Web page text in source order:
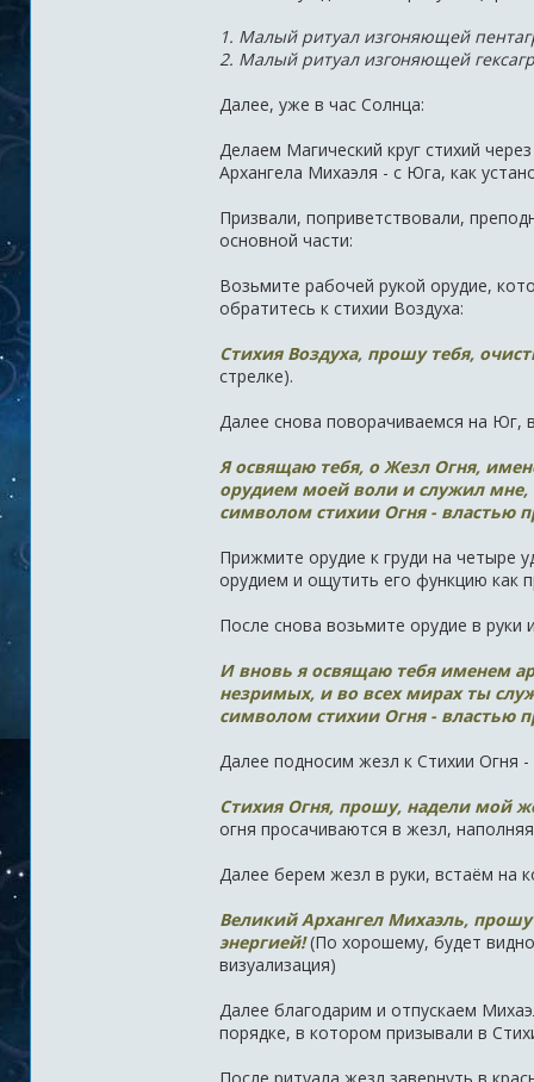
1. Малый ритуал изгоняющей
2. Малый ритуал изгоняющей
Далее, уже в час Солнца:
Делаем Магический круг стихий
Архангела Михаэля - с Юга, как
Призвали, поприветствовали,
основной части:
Возьмите рабочей рукой орудие,
обратитесь к стихии Воздуха:
Стихия Воздуха, прошу тебя,
стрелке).
Далее снова поворачиваемся на Юг,
Я освящаю тебя, о Жезл Огня,
орудием моей воли и служил
символом стихии Огня - властью
Прижмите орудие к груди на четыре
орудием и ощутить его функцию как
После снова возьмите орудие в
И вновь я освящаю тебя именем
незримых, и во всех мирах ты
символом стихии Огня - властью
Далее подносим жезл к Стихии Огня -
Стихия Огня, прошу, надели мой
огня просачиваются в жезл,
Далее берем жезл в руки, встаём на
Великий Архангел Михаэль,
энергией!(По хорошему, будет
визуализация)
Далее благодарим и отпускаем
порядке, в котором призывали в